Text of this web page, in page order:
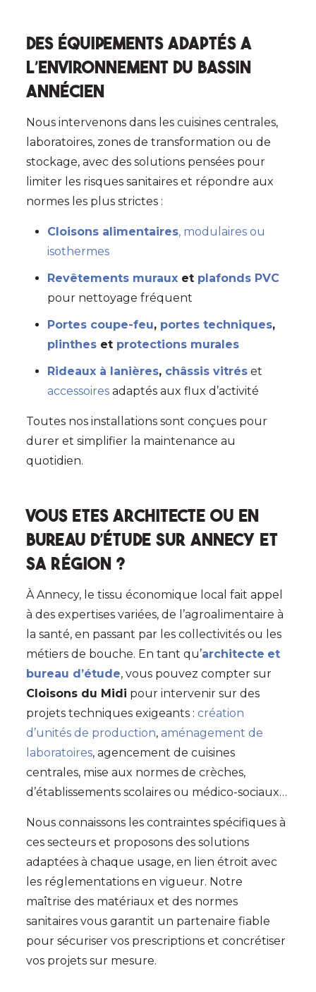
Des équipements adaptés a
l’environnement du bassin
annécien
Nous intervenons dans les cuisines centrales,
laboratoires, zones de transformation ou de
stockage, avec des solutions pensées pour
limiter les risques sanitaires et répondre aux
normes les plus strictes :
Cloisons alimentaires, modulaires ou
isothermes
Revêtements murauxetplafonds PVC
pour nettoyage fréquent
Portes coupe-feu, portes techniques,
plinthesetprotections murales
Rideaux à lanières, châssis vitréset
accessoiresadaptés aux flux d’activité
Toutes nos installations sont conçues pour
durer et simplifier la maintenance au
quotidien.
Vous etes architecte ou en
bureau d’étude sur Annecy et
sa région ?
À Annecy, le tissu économique local fait appel
à des expertises variées, de l’agroalimentaire à
la santé, en passant par les collectivités ou les
métiers de bouche. En tant qu’architecte et
bureau d’étude, vous pouvez compter sur
Cloisons du Midi pour intervenir sur des
projets techniques exigeants : création
d’unités de production, aménagement de
laboratoires, agencement de cuisines
centrales, mise aux normes de crèches,
d’établissements scolaires ou médico-sociaux…
Nous connaissons les contraintes spécifiques à
ces secteurs et proposons des solutions
adaptées à chaque usage, en lien étroit avec
les réglementations en vigueur. Notre
maîtrise des matériaux et des normes
sanitaires vous garantit un partenaire fiable
pour sécuriser vos prescriptions et concrétiser
vos projets sur mesure.